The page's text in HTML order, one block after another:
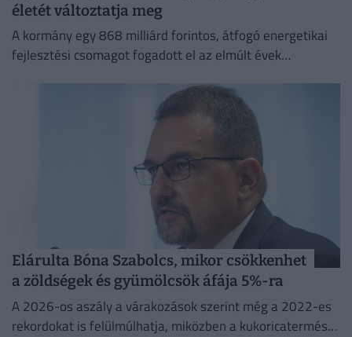
életét változtatja meg
A kormány egy 868 milliárd forintos, átfogó energetikai
fejlesztési csomagot fogadott el az elmúlt évek
Elárulta Bóna Szabolcs, mikor csökkenhet
a zöldségek és gyümölcsök áfája 5%-ra
A 2026-os aszály a várakozások szerint még a 2022-es
rekordokat is felülmúlhatja, miközben a kukoricatermés